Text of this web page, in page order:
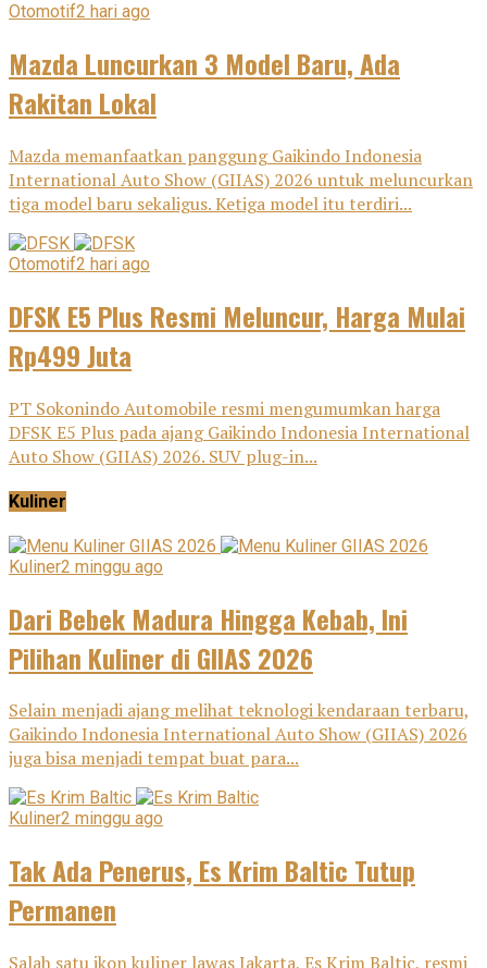
Otomotif2 hari ago
Mazda Luncurkan 3 Model Baru, Ada
Rakitan Lokal
Mazda memanfaatkan panggung Gaikindo Indonesia
International Auto Show (GIIAS) 2026 untuk meluncurkan
tiga model baru sekaligus. Ketiga model itu terdiri...
Otomotif2 hari ago
DFSK E5 Plus Resmi Meluncur, Harga Mulai
Rp499 Juta
PT Sokonindo Automobile resmi mengumumkan harga
DFSK E5 Plus pada ajang Gaikindo Indonesia International
Auto Show (GIIAS) 2026. SUV plug-in...
Kuliner
Kuliner2 minggu ago
Dari Bebek Madura Hingga Kebab, Ini
Pilihan Kuliner di GIIAS 2026
Selain menjadi ajang melihat teknologi kendaraan terbaru,
Gaikindo Indonesia International Auto Show (GIIAS) 2026
juga bisa menjadi tempat buat para...
Kuliner2 minggu ago
Tak Ada Penerus, Es Krim Baltic Tutup
Permanen
Salah satu ikon kuliner lawas Jakarta, Es Krim Baltic, resmi